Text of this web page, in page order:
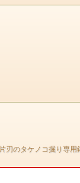
のタケノコ掘り専用